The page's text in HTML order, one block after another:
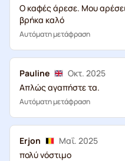
Ο καφές άρεσε. Μου
βρήκα καλό
Αυτόματη μετάφραση
Pauline
Οκτ. 2025
Απλώς αγαπήστε τα.
Αυτόματη μετάφραση
Erjon
Μαΐ. 2025
πολύ νόστιμο